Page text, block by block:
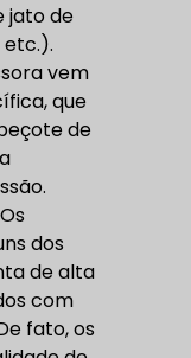
jato de
vem
que
de
Os
dos
de alta
com
fato, os